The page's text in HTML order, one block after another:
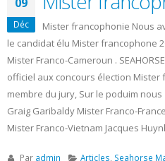
Déc
Mister
Mister francophonie Nous
le candidat élu Mister francophone
Mister Franco-Cameroun .
officiel aux concours élection
membre du jury, Sur le poduim
Graig Garibaldy Mister Franco-
Mister Franco-Vietnam Jacques Huynh.